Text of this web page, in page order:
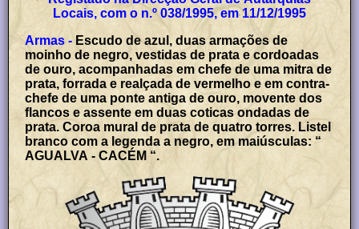
Locais, com o n.º 038/1995, em 11/12/1995
Armas - Escudo de azul, duas armações de
moinho de negro, vestidas de prata e cordoadas
de ouro, acompanhadas em chefe de uma mitra de
prata, forrada e realçada de vermelho e em contra-
chefe de uma ponte antiga de ouro, movente dos
flancos e assente em duas coticas ondadas de
prata. Coroa mural de prata de quatro torres. Listel
branco com a legenda a negro, em maiúsculas: “
AGUALVA - CACÉM “.